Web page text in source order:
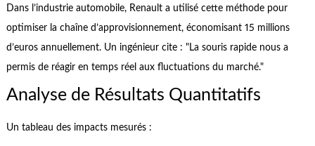
Dans l’industrie automobile, Renault a utilisé cette méthode pour
optimiser la chaîne d’approvisionnement, économisant 15 millions
d’euros annuellement. Un ingénieur cite : "La souris rapide nous a
permis de réagir en temps réel aux fluctuations du marché."
Analyse de Résultats Quantitatifs
Un tableau des impacts mesurés :